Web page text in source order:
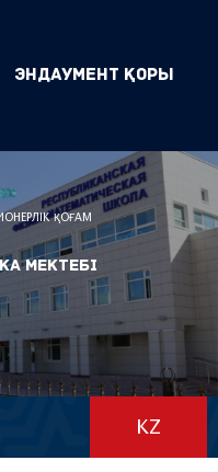
Эндаумент Қоры
ҚОҒАМ
мектебі
KZ